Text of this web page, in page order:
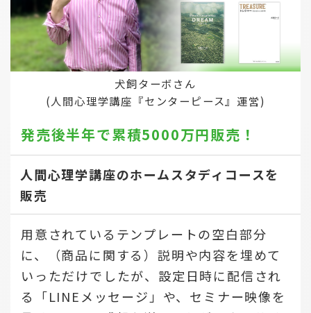
犬飼ターボさん
(人間心理学講座『センターピース』運営)
発売後半年で累積5000万円販売！
人間心理学講座のホームスタディコースを
販売
用意されているテンプレートの空白部分
に、（商品に関する）説明や内容を埋めて
いっただけでしたが、設定日時に配信され
る「LINEメッセージ」や、セミナー映像を